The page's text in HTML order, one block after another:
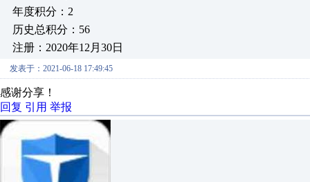
年度积分：2
历史总积分：56
注册：2020年12月30日
发表于：2021-06-18 17:49:45
感谢分享！
回复 引用 举报